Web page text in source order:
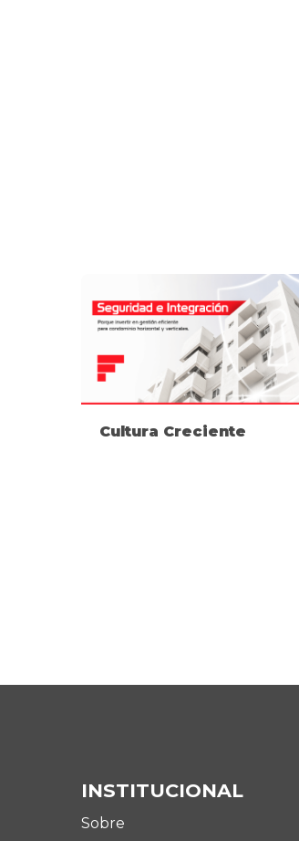
Cultura Creciente
INSTITUCIONAL
Sobre